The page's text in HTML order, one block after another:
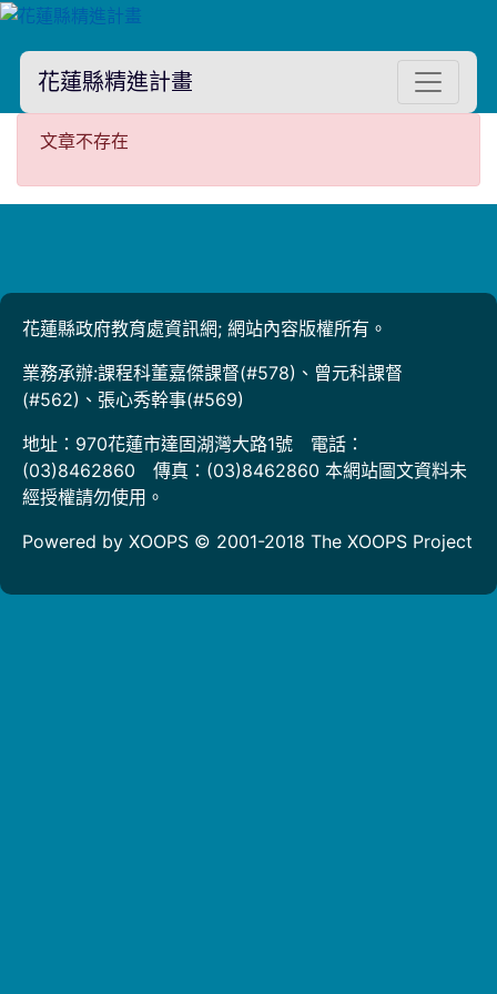
花蓮縣精進計畫
文章不存在
文章不存在
花蓮縣政府教育處資訊網; 網站內容版權所有。
業務承辦:課程科董嘉傑課督(#578)、曾元科課督
(#562)、張心秀幹事(#569)
地址：970花蓮市達固湖灣大路1號 電話：
(03)8462860 傳真：(03)8462860 本網站圖文資料未
經授權請勿使用。
Powered by XOOPS © 2001-2018 The XOOPS Project